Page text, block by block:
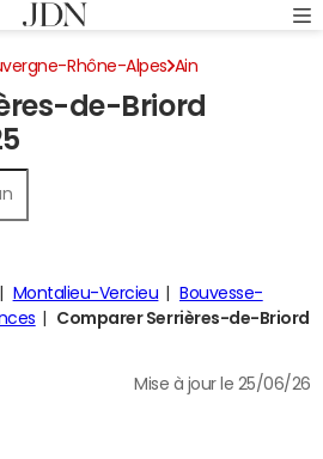
Rhône-Alpes Ain
sur le revenude-Briord
Montalieu-Vercieu
Bouvesse-
Comparer Serrières-de-Briord
Mise à jour le 25/06/26